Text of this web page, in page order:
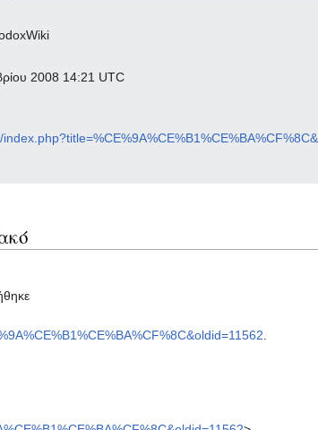
2008 14:21 UTC